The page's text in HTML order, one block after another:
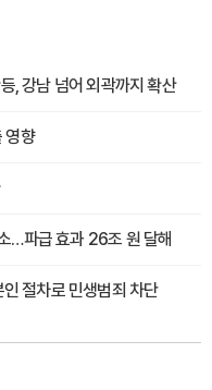
, 강남 넘어 외곽까지 확산
영향
…파급 효과 26조 원 달해
절차로 민생범죄 차단